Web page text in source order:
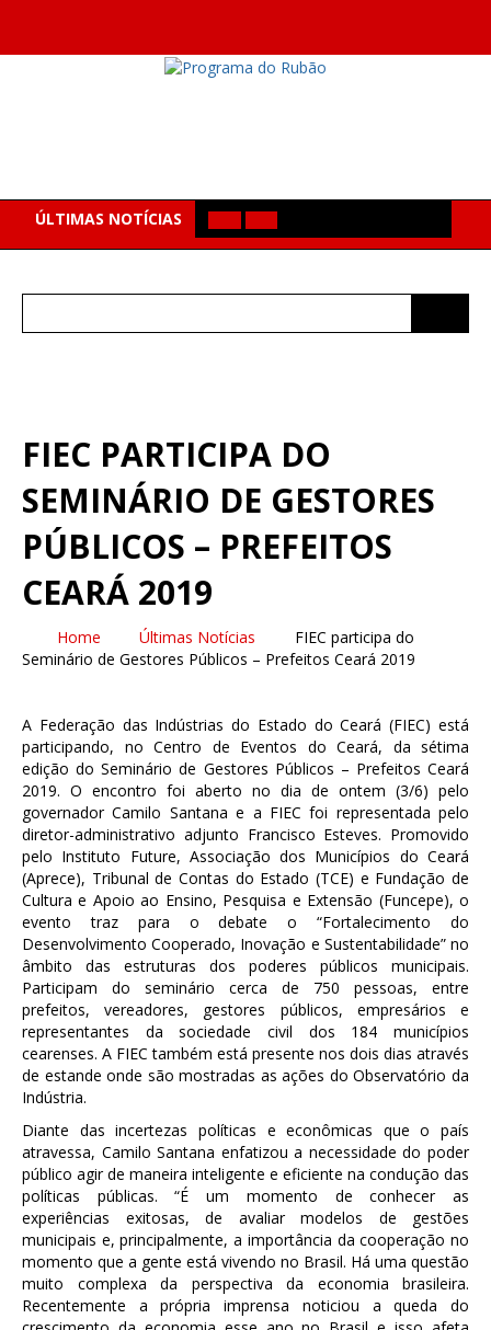
ÚLTIMAS NOTÍCIAS
FIEC PARTICIPA DO
SEMINÁRIO DE GESTORES
PÚBLICOS – PREFEITOS
CEARÁ 2019
Home Últimas Notícias
FIEC participa do
Seminário de Gestores Públicos – Prefeitos Ceará 2019
A Federação das Indústrias do Estado do Ceará (FIEC) está
participando, no Centro de Eventos do Ceará, da sétima
edição do Seminário de Gestores Públicos – Prefeitos Ceará
2019. O encontro foi aberto no dia de ontem (3/6) pelo
governador Camilo Santana e a FIEC foi representada pelo
diretor-administrativo adjunto Francisco Esteves. Promovido
pelo Instituto Future, Associação dos Municípios do Ceará
(Aprece), Tribunal de Contas do Estado (TCE) e Fundação de
Cultura e Apoio ao Ensino, Pesquisa e Extensão (Funcepe), o
evento traz para o debate o “Fortalecimento do
Desenvolvimento Cooperado, Inovação e Sustentabilidade” no
âmbito das estruturas dos poderes públicos municipais.
Participam do seminário cerca de 750 pessoas, entre
prefeitos, vereadores, gestores públicos, empresários e
representantes da sociedade civil dos 184 municípios
cearenses. A FIEC também está presente nos dois dias através
de estande onde são mostradas as ações do Observatório da
Indústria.
Diante das incertezas políticas e econômicas que o país
atravessa, Camilo Santana enfatizou a necessidade do poder
público agir de maneira inteligente e eficiente na condução das
políticas públicas. “É um momento de conhecer as
experiências exitosas, de avaliar modelos de gestões
municipais e, principalmente, a importância da cooperação no
momento que a gente está vivendo no Brasil. Há uma questão
muito complexa da perspectiva da economia brasileira.
Recentemente a própria imprensa noticiou a queda do